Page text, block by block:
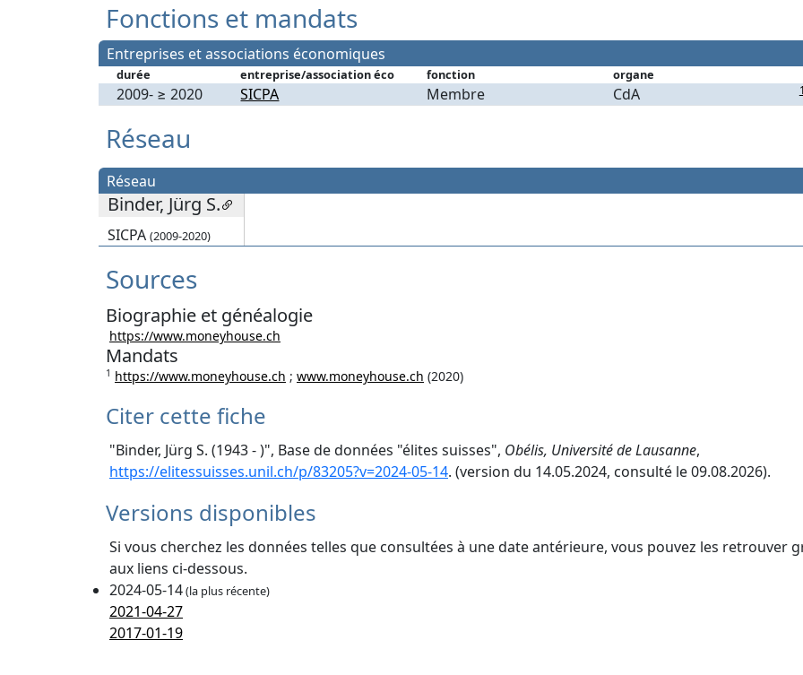
Fonctions et mandats
Entreprises et associations économiques
durée entreprise/association éco fonction organe
2009- ≥ 2020 SICPA Membre CdA
Réseau
Réseau
Binder, Jürg S.
SICPA (2009-2020)
Sources
Biographie et généalogie
https://www.moneyhouse.ch
Mandats
1 https://www.moneyhouse.ch ; www.moneyhouse.ch (2020)
Citer cette fiche
"Binder, Jürg S. (1943 - )", Base de données "élites suisses", Obélis, Université de Lausanne,
https://elitessuisses.unil.ch/p/83205?v=2024-05-14. (version du 14.05.2024, consulté le 09.08.2026).
Versions disponibles
Si vous cherchez les données telles que consultées à une date antérieure, vous pouvez les retrouver
aux liens ci-dessous.
2024-05-14(la plus récente)
2021-04-27
2017-01-19